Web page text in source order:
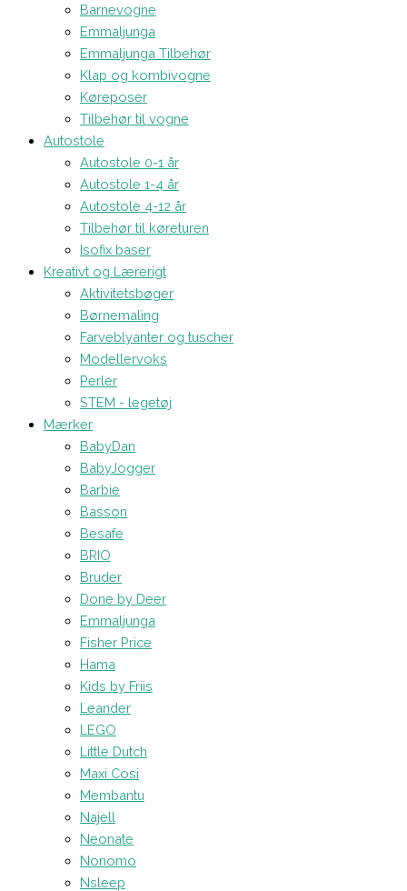
Barnevogne
Emmaljunga
Emmaljunga Tilbehør
Klap og kombivogne
Køreposer
Tilbehør til vogne
Autostole
Autostole 0-1 år
Autostole 1-4 år
Autostole 4-12 år
Tilbehør til køreturen
Isofix baser
Kreativt og Lærerigt
Aktivitetsbøger
Børnemaling
Farveblyanter og tuscher
Modellervoks
Perler
STEM - legetøj
Mærker
BabyDan
BabyJogger
Barbie
Basson
Besafe
BRIO
Bruder
Done by Deer
Emmaljunga
Fisher Price
Hama
Kids by Friis
Leander
LEGO
Little Dutch
Maxi Cosi
Membantu
Najell
Neonate
Nonomo
Nsleep